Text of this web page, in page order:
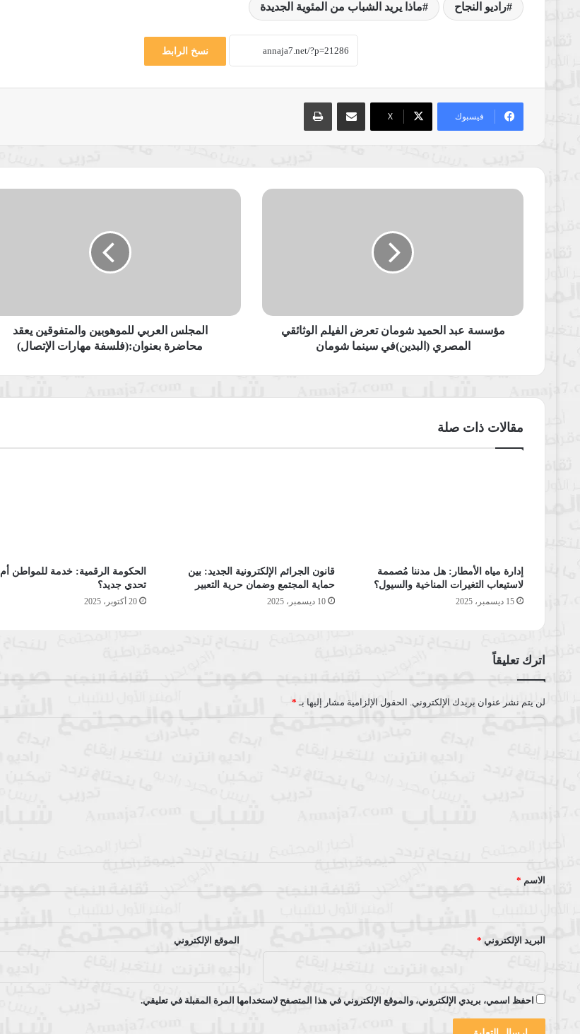
راديو النجاح ماذا يريد الشباب من المئوية الجديدة
نسخ الرابط
فيسبوك ‫X
مشاركة عبر البريد طباعة
مؤسسة
(البدين)في
سينمامؤسسة عبد الحميد شومان تعرض الفيلم الوثائقي
المصري (البدين)في سينما شومان
المجلس
مهارات
المجلس العربي للموهوبين والمتفوقين يعقد
محاضرة بعنوان:(فلسفة مهارات الإتصال)
مقالات ذات صلة
إدارة مياه الأمطار: هل مدننا مُصممة
لاستيعاب التغيرات المناخية والسيول؟
15 ديسمبر، 2025
قانون الجرائم الإلكترونية الجديد: بين
حماية المجتمع وضمان حرية التعبير
10 ديسمبر، 2025
الحكومة الرقمية: خدمة للمواطن أم
تحدي جديد؟
20 أكتوبر، 2025
اترك تعليقاً
لن يتم نشر عنوان بريدك الإلكتروني. الحقول الإلزامية مشار إليها بـ *
*الاسم *
البريد الإلكتروني * الموقع الإلكتروني
احفظ اسمي، بريدي الإلكتروني، والموقع الإلكتروني في هذا المتصفح لاستخدامها المرة المقبلة في تعليقي.